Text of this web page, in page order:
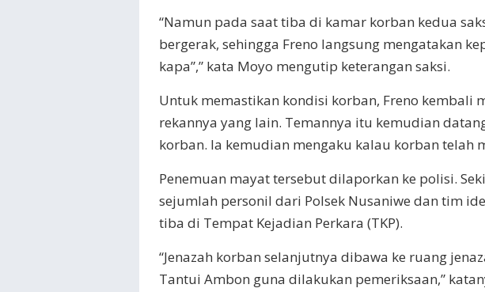
“Namun pada saat tiba di kamar korban kedua
bergerak, sehingga Freno langsung mengatakan
kapa”,” kata Moyo mengutip keterangan saksi.
Untuk memastikan kondisi korban, Freno kembali
rekannya yang lain. Temannya itu kemudian
korban. Ia kemudian mengaku kalau korban telah
Penemuan mayat tersebut dilaporkan ke polisi.
sejumlah personil dari Polsek Nusaniwe dan tim
tiba di Tempat Kejadian Perkara (TKP).
“Jenazah korban selanjutnya dibawa ke ruang
Tantui Ambon guna dilakukan pemeriksaan,”